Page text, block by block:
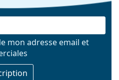
E-mail
mon adresse email et